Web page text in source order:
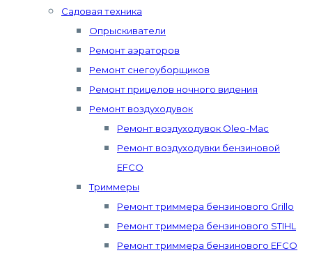
Садовая техника
Опрыскиватели
Ремонт аэраторов
Ремонт снегоуборщиков
Ремонт прицелов ночного видения
Ремонт воздуходувок
Ремонт воздуходувок Oleo-Mac
Ремонт воздуходувки бензиновой
EFCO
Триммеры
Ремонт триммера бензинового Grillo
Ремонт триммера бензинового STIHL
Ремонт триммера бензинового EFCO